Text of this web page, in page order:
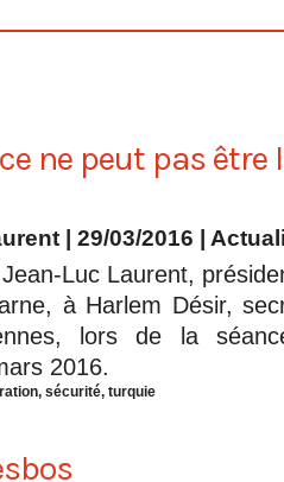
ne peut pas être
| 29/03/2016
Luc Laurent,
à Harlem Désir,
lors de la
2016.
, sécurité, turquie